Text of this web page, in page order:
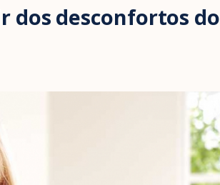
dos desconfortos do